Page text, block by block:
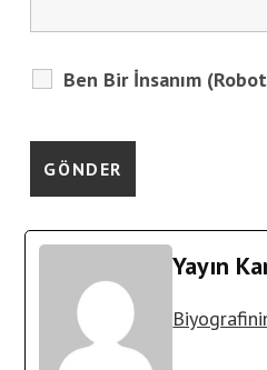
Ben Bir İnsanım
Yayın